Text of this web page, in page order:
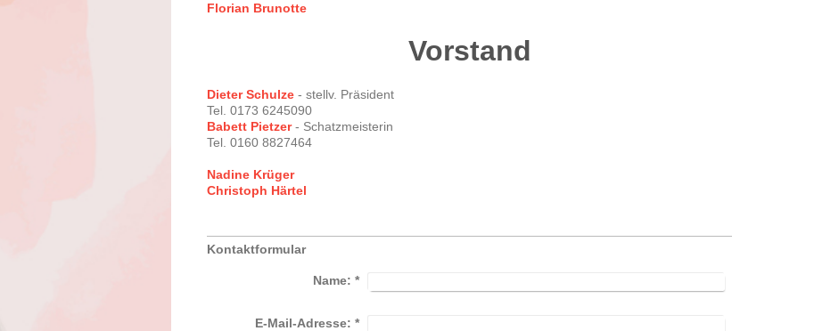
Florian Brunotte
Vorstand
Dieter Schulze - stellv. Präsident
Tel. 0173 6245090
Babett Pietzer- Schatzmeisterin
Tel. 0160 8827464
Nadine Krüger
Christoph Härtel
Kontaktformular
Name: *
E-Mail-Adresse: *